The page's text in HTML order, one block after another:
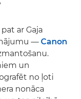
ar Gaja
— Canon
un
no ļoti
nonāca